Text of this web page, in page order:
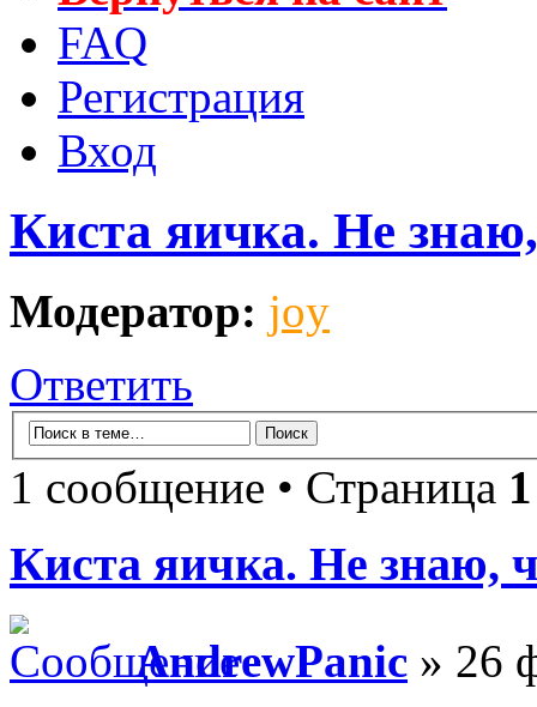
FAQ
Регистрация
Вход
Киста яичка. Не
Модератор: joy
Ответить
1 сообщение • Страница 1
Киста яичка. Не знаю,
AndrewPanic » 26